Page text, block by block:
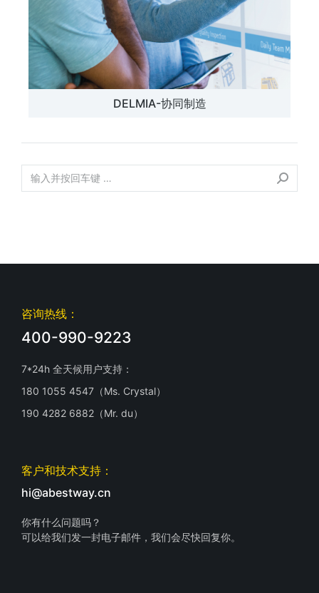
DELMIA-协同制造
咨询热线：
400-990-9223
7*24h 全天候用户支持：
180 1055 4547（Ms. Crystal）
190 4282 6882（Mr. du）
客户和技术支持：
hi@abestway.cn
你有什么问题吗？
可以给我们发一封电子邮件，我们会尽快回复你。